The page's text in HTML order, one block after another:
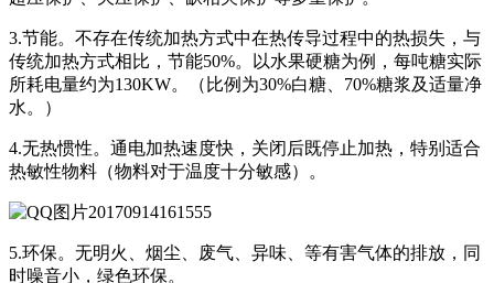
3.节能。不存在传统加热方式中在热传导过程中的热损失，与
传统加热方式相比，节能50%。以水果硬糖为例，每吨糖实际
所耗电量约为130KW。（比例为30%白糖、70%糖浆及适量净
水。）
4.无热惯性。通电加热速度快，关闭后既停止加热，特别适合
热敏性物料（物料对于温度十分敏感）。
5.环保。无明火、烟尘、废气、异味、等有害气体的排放，同
时噪音小，绿色环保。